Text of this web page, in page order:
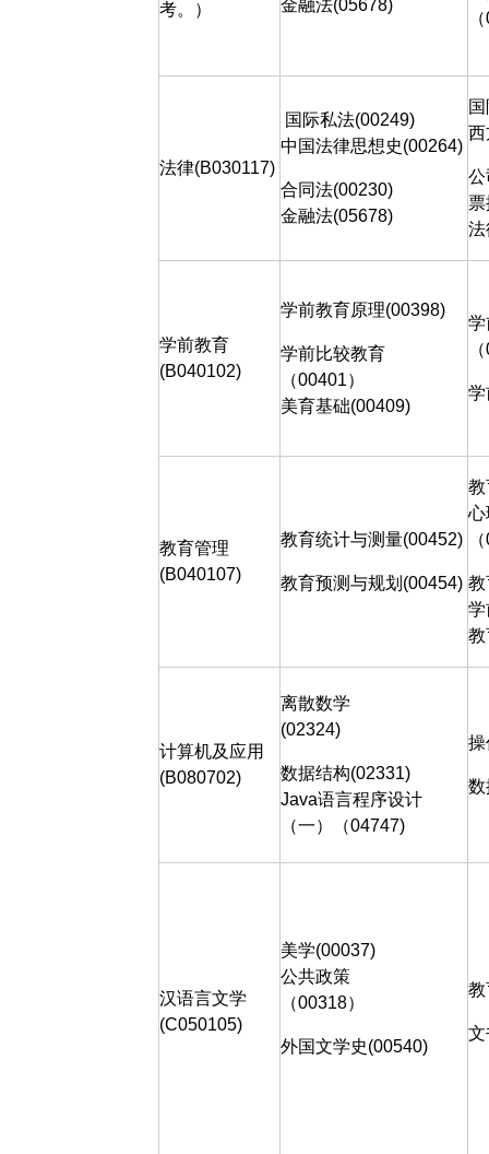
考。） 金融法(05678)
（
法律(B030117)
国际私法(00249)
中国法律思想史(00264)
合同法(00230)
金融法(05678)
西
公
法
学前教育
(B040102)
学前教育原理(00398)
学前比较教育
（00401）
美育基础(00409)
学
（
学
教育管理
(B040107)
教育统计与测量(00452)
教育预测与规划 (00454)
教
心
（
教
学
教
计算机及应用
(B080702)
离散数学
(02324)
数据结构(02331)
Java语言程序设计
（一）（04747)
操
数
汉语言文学
(C050105)
美学(00037)
公共政策
（00318）
外国文学史(00540)
教
文